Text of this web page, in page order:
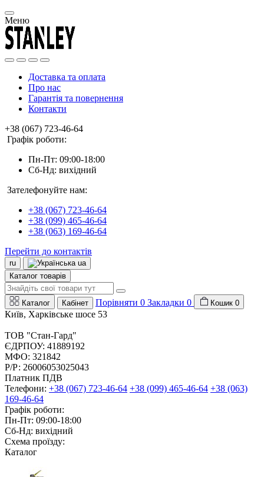
Меню
Доставка та оплата
Про нас
Гарантія та повернення
Контакти
+38 (067) 723-46-64
Графік роботи:
Пн-Пт: 09:00-18:00
Сб-Нд: вихідний
Зателефонуйте нам:
+38 (067) 723-46-64
+38 (099) 465-46-64
+38 (063) 169-46-64
Перейти до контактів
ru
ua
Каталог товарів
Каталог Кабінет Порівняти 0 Закладки 0 Кошик 0
Київ, Харківське шосе 53
ТОВ "Стан-Гард"
ЄДРПОУ: 41889192
МФО: 321842
Р/Р: 26006053025043
Платник ПДВ
Телефони: +38 (067) 723-46-64 +38 (099) 465-46-64 +38 (063)
169-46-64
Графік роботи:
Пн-Пт: 09:00-18:00
Сб-Нд: вихідний
Схема проїзду:
Каталог